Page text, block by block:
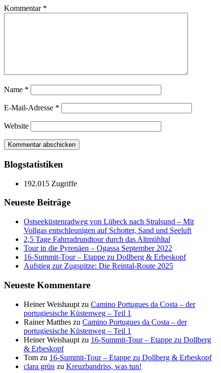
Kommentar *
Name *
E-Mail-Adresse *
Website
Blogstatistiken
192.015 Zugriffe
Neueste Beiträge
Ostseeküstenradweg von Lübeck nach Stralsund – Mit
Vollgas entschleunigen auf Schotter, Sand und Seeluft
2,5 Tage Fahrradrundtour durch das Altmühltal
Tour in die Pyrenäen – Ogassa September 2022
16‑Summit‑Tour – Etappe zu Dollberg & Erbeskopf
Aufstieg zur Zugspitze: Die Reintal-Route 2025
Neueste Kommentare
Heiner Weishaupt zu Camino Portugues da Costa – der
portugiesische Küstenweg – Teil 1
Rainer Matthes zu Camino Portugues da Costa – der
portugiesische Küstenweg – Teil 1
Heiner Weishaupt zu 16‑Summit‑Tour – Etappe zu Dollberg
& Erbeskopf
Tom zu 16‑Summit‑Tour – Etappe zu Dollberg & Erbeskopf
clara grün zu Kreuzbandriss, was tun!